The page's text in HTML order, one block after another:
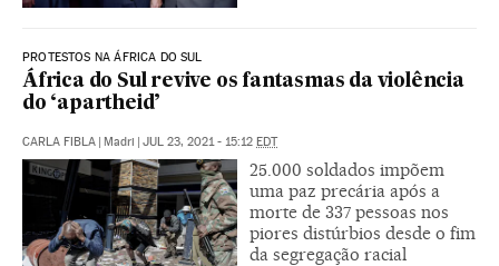
PROTESTOS NA ÁFRICA DO SUL
África do Sul revive os fantasmas da violência
do ‘apartheid’
CARLA FIBLA | Madri | JUL 23, 2021 - 15:12 EDT
25.000 soldados impõem
uma paz precária após a
morte de 337 pessoas nos
piores distúrbios desde o fim
da segregação racial